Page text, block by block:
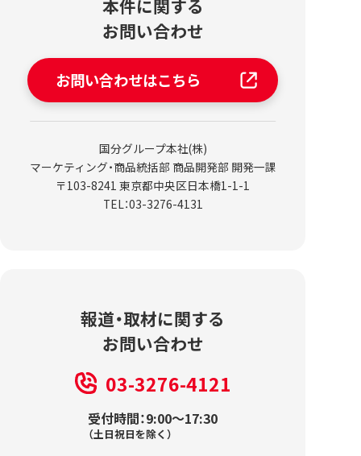
本件に関する
お問い合わせ
お問い合わせはこちら
国分グループ本社(株)
マーケティング・商品統括部 商品開発部 開発一課
〒103-8241 東京都中央区日本橋1-1-1
TEL：03-3276-4131
報道・取材に関する
お問い合わせ
03-3276-4121
受付時間：9:00～17:30
（土日祝日を除く）